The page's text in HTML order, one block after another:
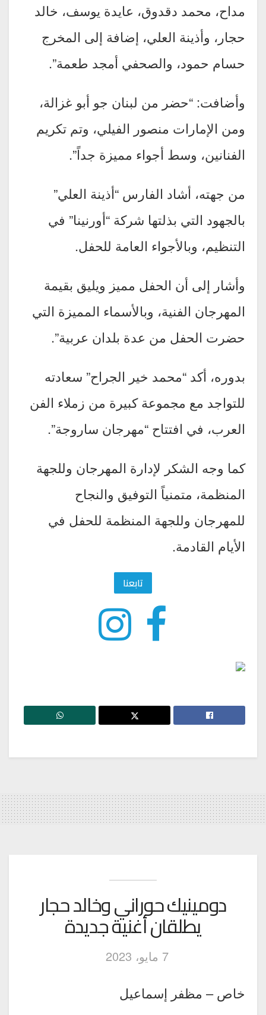
مداح، محمد دقدوق، عايدة يوسف، خالد
حجار، وأذينة العلي، إضافة إلى المخرج
حسام حمود، والصحفي أمجد طعمة”.
وأضافت: “حضر من لبنان جو أبو غزالة،
ومن الإمارات منصور الفيلي، وتم تكريم
الفنانين، وسط أجواء مميزة جداً”.
من جهته، أشاد الفارس “أذينة العلي”
بالجهود التي بذلتها شركة “أورنينا” في
التنظيم، وبالأجواء العامة للحفل.
وأشار إلى أن الحفل مميز ويليق بقيمة
المهرجان الفنية، وبالأسماء المميزة التي
حضرت الحفل من عدة بلدان عربية”.
بدوره، أكد “محمد خير الجراح” سعادته
للتواجد مع مجموعة كبيرة من زملاء الفن
العرب، في افتتاح “مهرجان ساروجة”.
كما وجه الشكر لإدارة المهرجان وللجهة
المنظمة، متمنياً التوفيق والنجاح
للمهرجان وللجهة المنظمة للحفل في
الأيام القادمة.
تابعنا
دومينيك حوراني وخالد حجار
يطلقان أغنية جديدة
7 مايو، 2023
خاص – مظفر إسماعيل